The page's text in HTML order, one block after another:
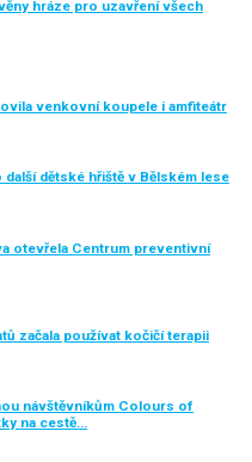
hráze pro uzavření všech
venkovní koupele i amfiteátr
dětské hřiště v Bělském lese
otevřela Centrum preventivní
začala používat kočičí terapii
návštěvníkům Colours of
na cestě…